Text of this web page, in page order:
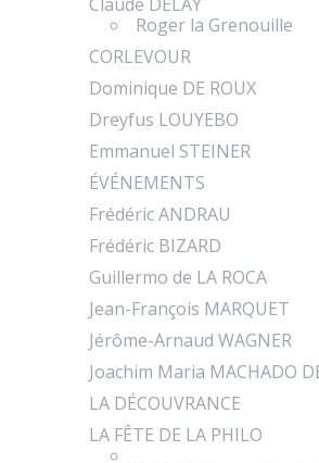
Roger la Grenouille
CORLEVOUR
Dominique DE ROUX
Dreyfus LOUYEBO
Emmanuel STEINER
ÉVÉNEMENTS
Frédéric ANDRAU
Frédéric BIZARD
Guillermo de LA ROCA
Jean-François MARQUET
Jérôme-Arnaud WAGNER
Joachim Maria MACHADO
LA DÉCOUVRANCE
LA FÊTE DE LA PHILO